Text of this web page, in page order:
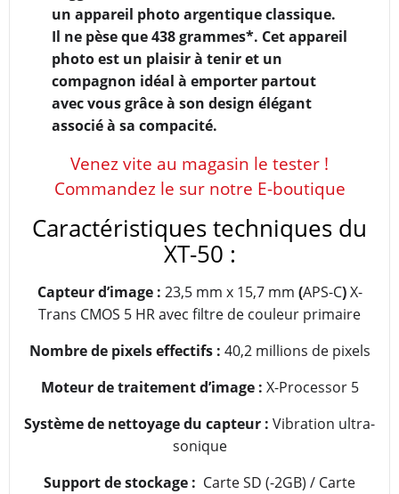
un appareil photo argentique classique.
Il ne pèse que 438 grammes*. Cet appareil
photo est un plaisir à tenir et un
compagnon idéal à emporter partout
avec vous grâce à son design élégant
associé à sa compacité.
Venez vite au magasin le tester !
Commandez le sur notre E-boutique
Caractéristiques techniques du
XT-50 :
Capteur d’image : 23,5 mm x 15,7 mm (APS-C)X-
Trans CMOS 5 HR avec filtre de couleur primaire
Nombre de pixels effectifs : 40,2 millions de pixels
Moteur de traitement d’image : X-Processor 5
Système de nettoyage du capteur : Vibration ultra-
sonique
Support de stockage : Carte SD (-2GB) / Carte